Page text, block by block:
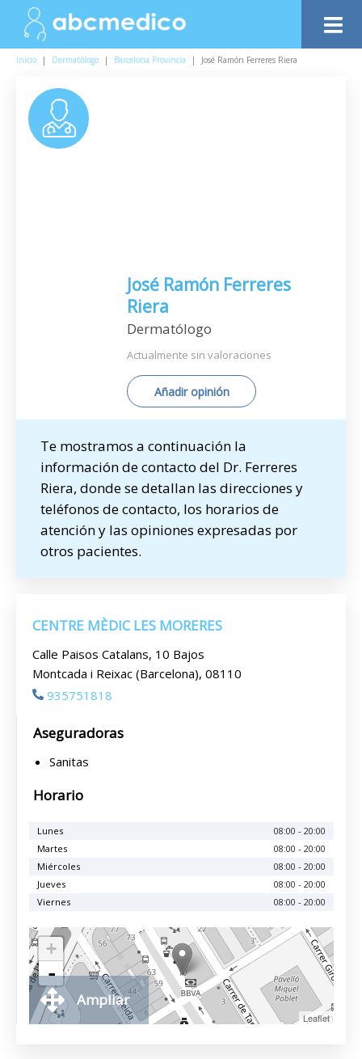
Inicio | Dermatólogo | Barcelona Provincia | José Ramón Ferreres Riera
José Ramón Ferreres
Riera
Dermatólogo
Actualmente sin valoraciones
Añadir opinión
Te mostramos a continuación la
información de contacto del Dr. Ferreres
Riera, donde se detallan las direcciones y
teléfonos de contacto, los horarios de
atención y las opiniones expresadas por
otros pacientes.
CENTRE MÈDIC LES MORERES
Calle Paisos Catalans, 10 Bajos
Montcada i Reixac (Barcelona), 08110
935751818
Aseguradoras
Sanitas
Horario
Lunes
08:00 - 20:00
Martes
08:00 - 20:00
Miércoles
08:00 - 20:00
Jueves
08:00 - 20:00
Viernes
08:00 - 20:00
+
-
Leaflet
Ampliar